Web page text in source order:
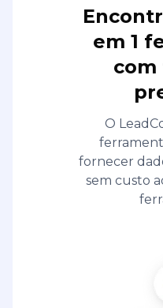
em 1
com
O
fornecer
sem custo